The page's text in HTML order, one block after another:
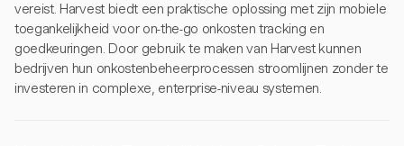
vereist. Harvest biedt een praktische oplossing met zijn mobiele
toegankelijkheid voor on-the-go onkosten tracking en
goedkeuringen. Door gebruik te maken van Harvest kunnen
bedrijven hun onkostenbeheerprocessen stroomlijnen zonder te
investeren in complexe, enterprise-niveau systemen.